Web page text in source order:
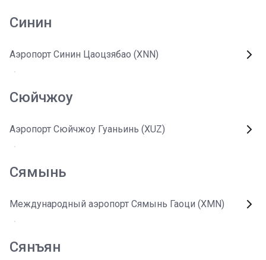
Синин
Аэропорт Синин Цаоцзябао (XNN)
Сюйчжоу
Аэропорт Сюйчжоу Гуаньинь (XUZ)
Сямынь
Международный аэропорт Сямынь Гаоци (XMN)
Сянъян